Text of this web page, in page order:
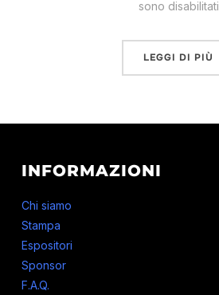
sono disabilitati
LEGGI DI PIÙ
INFORMAZIONI
Chi siamo
Stampa
Espositori
Sponsor
F.A.Q.